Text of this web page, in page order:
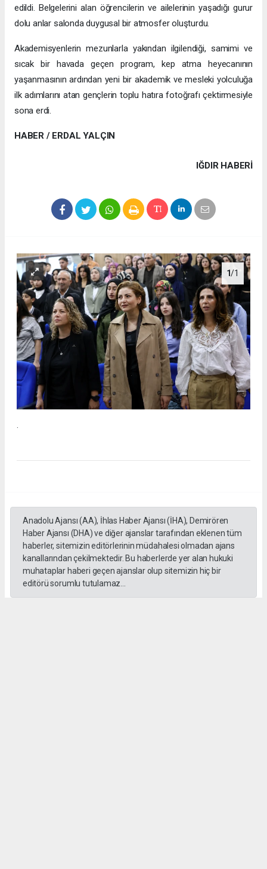
edildi. Belgelerini alan öğrencilerin ve ailelerinin yaşadığı gurur
dolu anlar salonda duygusal bir atmosfer oluşturdu.
Akademisyenlerin mezunlarla yakından ilgilendiği, samimi ve
sıcak bir havada geçen program, kep atma heyecanının
yaşanmasının ardından yeni bir akademik ve mesleki yolculuğa
ilk adımlarını atan gençlerin toplu hatıra fotoğrafı çektirmesiyle
sona erdi.
HABER / ERDAL YALÇIN
IĞDIR HABERİ
1/1
.
Anadolu Ajansı (AA), İhlas Haber Ajansı (İHA), Demirören
Haber Ajansı (DHA) ve diğer ajanslar tarafından eklenen tüm
haberler, sitemizin editörlerinin müdahalesi olmadan ajans
kanallarından çekilmektedir. Bu haberlerde yer alan hukuki
muhataplar haberi geçen ajanslar olup sitemizin hiç bir
editörü sorumlu tutulamaz...